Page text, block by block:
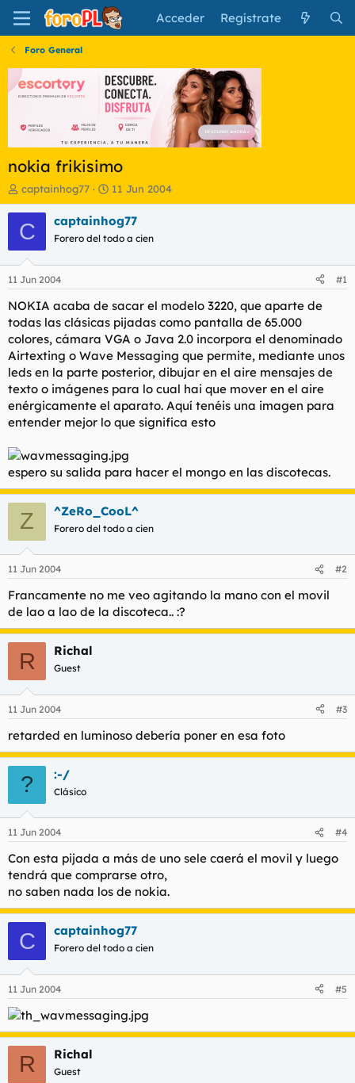
Acceder Regístrate
Foro General
nokia frikisimo
I
n
i
c
a
d
o
r
d
e
l
t
e
m
a
captainhog77
F
e
c
a
i
n
c
o
11 Jun 2004
C captainhog77
Forero del todo a cien
11 Jun 2004 #1
NOKIA acaba de sacar el modelo 3220, que aparte de
todas las clásicas pijadas como pantalla de 65.000
colores, cámara VGA o Java 2.0 incorpora el denominado
Airtexting o Wave Messaging que permite, mediante unos
leds en la parte posterior, dibujar en el aire mensajes de
texto o imágenes para lo cual hai que mover en el aire
enérgicamente el aparato. Aquí tenéis una imagen para
entender mejor lo que significa esto
espero su salida para hacer el mongo en las discotecas.
Z ^ZeRo_CooL^
Forero del todo a cien
11 Jun 2004 #2
Francamente no me veo agitando la mano con el movil
de lao a lao de la discoteca.. :?
R Richal
Guest
11 Jun 2004 #3
retarded en luminoso debería poner en esa foto
? :-/
Clásico
11 Jun 2004 #4
Con esta pijada a más de uno sele caerá el movil y luego
tendrá que comprarse otro,
no saben nada los de nokia.
C captainhog77
Forero del todo a cien
11 Jun 2004 #5
R Richal
Guest